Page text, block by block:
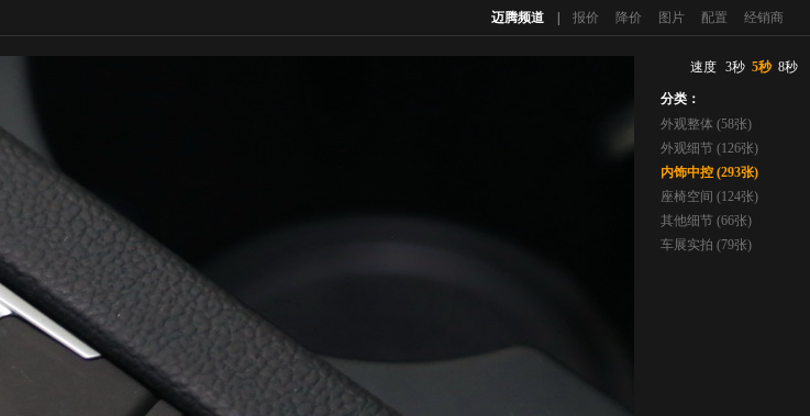
迈腾频道 报价 降价 图片 配置 经销商
速度 3秒 5秒 8秒
分类：
外观整体 (58张)
外观细节 (126张)
内饰中控 (293张)
座椅空间 (124张)
其他细节 (66张)
车展实拍 (79张)